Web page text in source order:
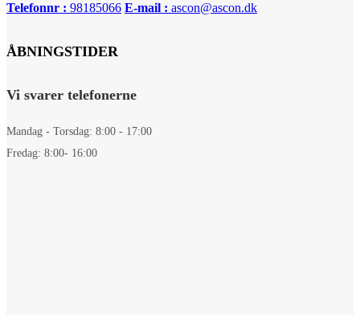
Telefonnr : 98185066 E-mail : ascon@ascon.dk
ÅBNINGSTIDER
Vi svarer telefonerne
Mandag - Torsdag: 8:00 - 17:00
Fredag: 8:00- 16:00